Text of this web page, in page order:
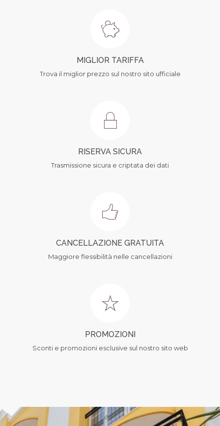
MIGLIOR TARIFFA
Trova il miglior prezzo sul nostro sito ufficiale
RISERVA SICURA
Trasmissione sicura e criptata dei dati
CANCELLAZIONE GRATUITA
Maggiore flessibilità nelle cancellazioni
PROMOZIONI
Sconti e promozioni esclusive sul nostro sito web